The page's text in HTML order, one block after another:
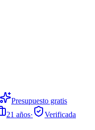
Presupuesto gratis
21 años·
Verificada